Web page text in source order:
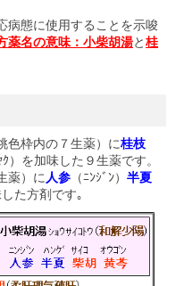
病態に使用することを示唆
薬名の意味：小柴胡湯と 桂
色枠内の７生薬）に桂枝
ｸ）を加味した９生薬です。
薬）に 人参 （ﾆﾝｼﾞﾝ） 半夏
した方剤です｡